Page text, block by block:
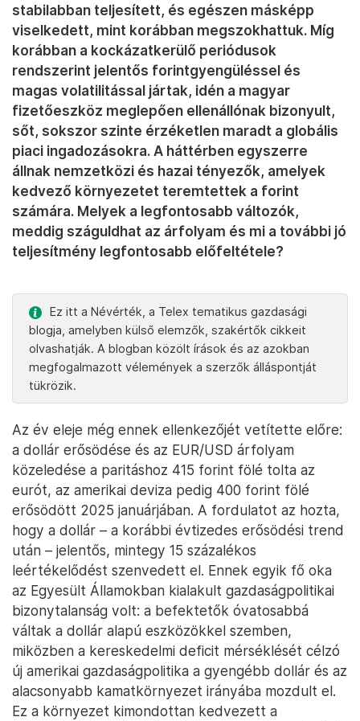
stabilabban teljesített, és egészen másképp
viselkedett, mint korábban megszokhattuk. Míg
korábban a kockázatkerülő periódusok
rendszerint jelentős forintgyengüléssel és
magas volatilitással jártak, idén a magyar
fizetőeszköz meglepően ellenállónak bizonyult,
sőt, sokszor szinte érzéketlen maradt a globális
piaci ingadozásokra. A háttérben egyszerre
állnak nemzetközi és hazai tényezők, amelyek
kedvező környezetet teremtettek a forint
számára. Melyek a legfontosabb változók,
meddig száguldhat az árfolyam és mi a további jó
teljesítmény legfontosabb előfeltétele?
Ez itt a Névérték, a Telex tematikus gazdasági
blogja, amelyben külső elemzők, szakértők cikkeit
olvashatják. A blogban közölt írások és az azokban
megfogalmazott vélemények a szerzők álláspontját
tükrözik.
Az év eleje még ennek ellenkezőjét vetítette előre:
a dollár erősödése és az EUR/USD árfolyam
közeledése a paritáshoz 415 forint fölé tolta az
eurót, az amerikai deviza pedig 400 forint fölé
erősödött 2025 januárjában. A fordulatot az hozta,
hogy a dollár – a korábbi évtizedes erősödési trend
után – jelentős, mintegy 15 százalékos
leértékelődést szenvedett el. Ennek egyik fő oka
az Egyesült Államokban kialakult gazdaságpolitikai
bizonytalanság volt: a befektetők óvatosabbá
váltak a dollár alapú eszközökkel szemben,
miközben a kereskedelmi deficit mérséklését célzó
új amerikai gazdaságpolitika a gyengébb dollár és az
alacsonyabb kamatkörnyezet irányába mozdult el.
Ez a környezet kimondottan kedvezett a